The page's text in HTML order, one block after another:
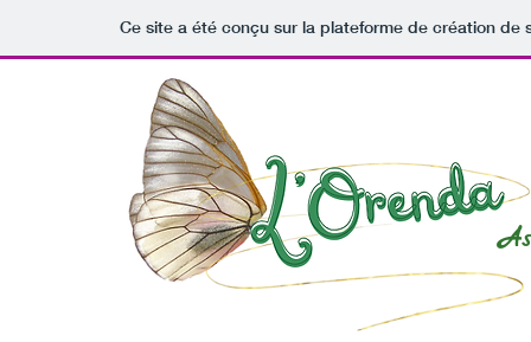
Ce site a été conçu sur la plateforme de création de